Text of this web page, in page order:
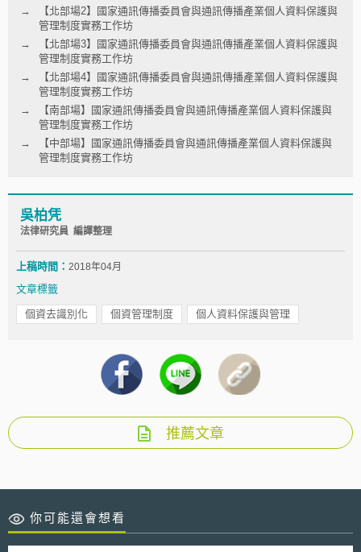
【北部場2】國家通訊傳播委員會與通訊傳播產業個人資料保護與
管理制度實務工作坊
【北部場3】國家通訊傳播委員會與通訊傳播產業個人資料保護與
管理制度實務工作坊
【北部場4】國家通訊傳播委員會與通訊傳播產業個人資料保護與
管理制度實務工作坊
【南部場】國家通訊傳播委員會與通訊傳播產業個人資料保護與
管理制度實務工作坊
【中部場】國家通訊傳播委員會與通訊傳播產業個人資料保護與
管理制度實務工作坊
吳柏凭
法律研究員 編譯整理
上稿時間： 2018年04月
文章標籤
個資去識別化 個資管理制度 個人資料保護與管理
推薦文章
你可能還會想看